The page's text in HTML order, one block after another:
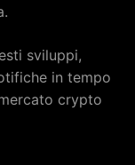
sviluppi,
in tempo
crypto